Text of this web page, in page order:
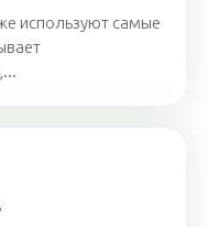
используют самые